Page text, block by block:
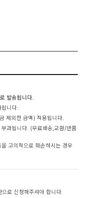
발송됩니다.
니다.
제외한 금액) 적용됩니다.
과됩니다. (무료배송,교환/반품
고의적으로 훼손하시는 경우
로 신청해주셔야 합니다.